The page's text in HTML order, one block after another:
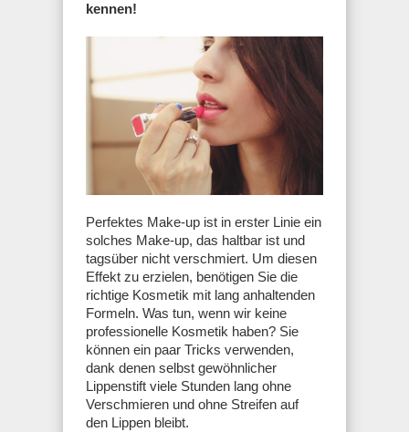
kennen!
Perfektes Make-up ist in erster Linie ein
solches Make-up, das haltbar ist und
tagsüber nicht verschmiert. Um diesen
Effekt zu erzielen, benötigen Sie die
richtige Kosmetik mit lang anhaltenden
Formeln. Was tun, wenn wir keine
professionelle Kosmetik haben? Sie
können ein paar Tricks verwenden,
dank denen selbst gewöhnlicher
Lippenstift viele Stunden lang ohne
Verschmieren und ohne Streifen auf
den Lippen bleibt.